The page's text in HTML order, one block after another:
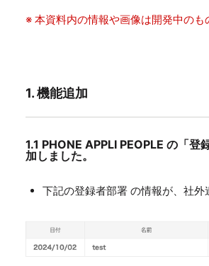
※ 本資料内の情報や画像は開発中の
1. 機能追加
1.1 PHONE APPLI PEOPLE の「
加しました。
下記の登録者部署 の情報が、社外